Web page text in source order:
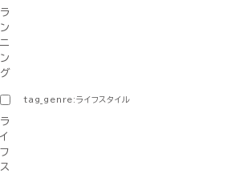
ラ
ン
ニ
ン
グ
tag_genre:ライフスタイル
ラ
イ
フ
ス